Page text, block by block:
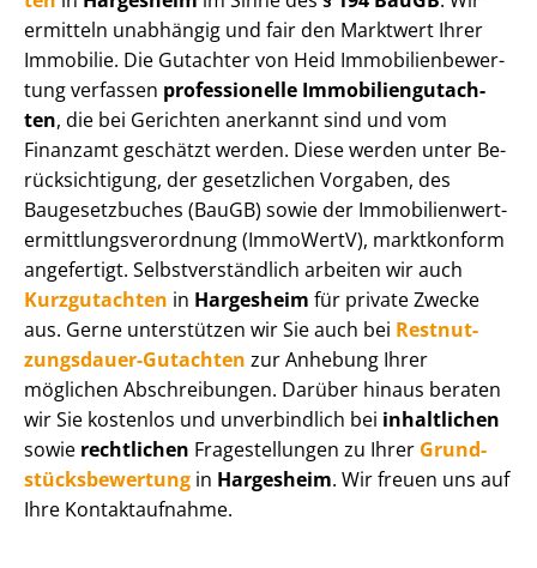
ermitteln unabhängig und fair den Marktwert Ihrer
Immobilie. Die Gutachter von Heid Im­mo­bi­li­en­be­wer­
tung verfassen professionelle Im­mo­bi­li­en­gut­ach­
ten, die bei Gerichten anerkannt sind und vom
Finanzamt geschätzt werden. Diese werden unter Be­
rück­sich­ti­gung, der gesetzlichen Vorgaben, des
Baugesetzbuches (BauGB) sowie der Im­mo­bi­li­en­wert­
ermitt­lungs­ver­ord­nung (ImmoWertV), marktkonform
angefertigt. Selbst­ver­ständ­lich arbeiten wir auch
Kurzgutachten in Hargesheim für private Zwecke
aus. Gerne unterstützen wir Sie auch bei Rest­nut­
zungs­dau­er-Gutachten zur Anhebung Ihrer
möglichen Abschreibungen. Darüber hinaus beraten
wir Sie kostenlos und unverbindlich bei inhaltlichen
sowie rechtlichen Fragestellungen zu Ihrer Grund­
stücks­be­wer­tung in Hargesheim. Wir freuen uns auf
Ihre Kontaktaufnahme.